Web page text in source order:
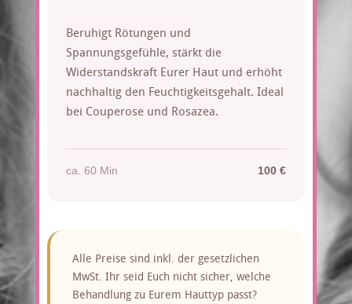
Beruhigt Rötungen und
Spannungsgefühle, stärkt die
Widerstandskraft Eurer Haut und erhöht
nachhaltig den Feuchtigkeitsgehalt. Ideal
bei Couperose und Rosazea.
ca. 60 Min 100 €
Alle Preise sind inkl. der gesetzlichen
MwSt. Ihr seid Euch nicht sicher, welche
Behandlung zu Eurem Hauttyp passt?